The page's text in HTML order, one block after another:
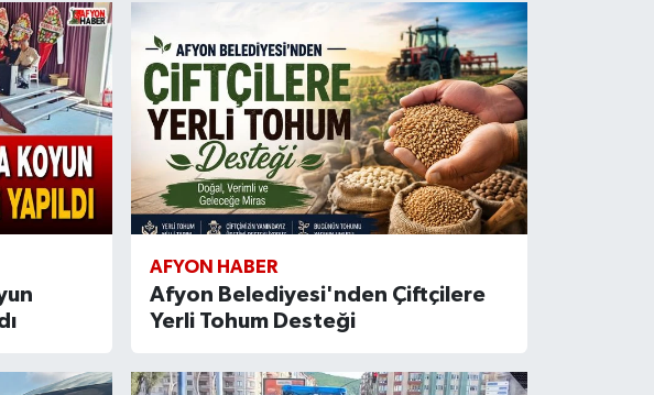
AFYON HABER
Afyon Belediyesi'nden Çiftçilere
Yerli Tohum Desteği